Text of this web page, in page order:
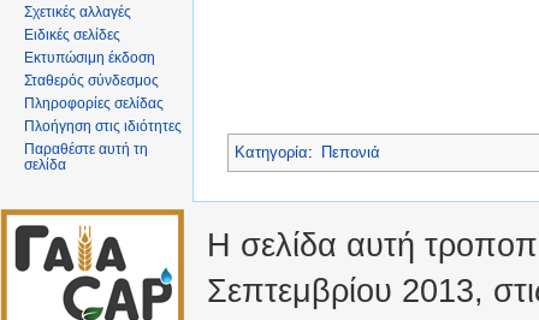
Κατηγορία: Πεπονιά
Σχετικές αλλαγές
Ειδικές σελίδες
Εκτυπώσιμη έκδοση
Σταθερός σύνδεσμος
Πληροφορίες σελίδας
Πλοήγηση στις ιδιότητες
Παραθέστε αυτή τη
σελίδα
Η σελίδα αυτή
Σεπτεμβρίου 2013,